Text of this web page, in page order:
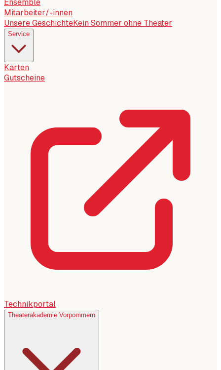
Ensemble
Mitarbeiter/-innen
Unsere GeschichteKein Sommer ohne Theater
Service
Karten
Gutscheine
Technikportal
Theaterakademie Vorpommern